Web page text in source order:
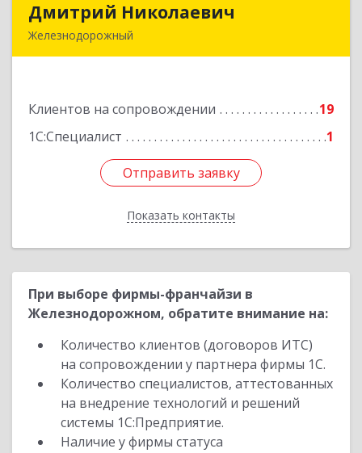
Дмитрий Николаевич
Железнодорожный
Клиентов на сопровождении
19
1С:Специалист
1
Отправить заявку
Показать контакты
Дмитрий Николаевич
Подробнее
Отправить заявку
Назад
При выборе фирмы-франчайзи в
Железнодорожном, обратите внимание на:
Количество клиентов (договоров ИТС)
на сопровождении у партнера фирмы 1С.
Количество специалистов, аттестованных
на внедрение технологий и решений
системы 1С:Предприятие.
Наличие у фирмы статуса